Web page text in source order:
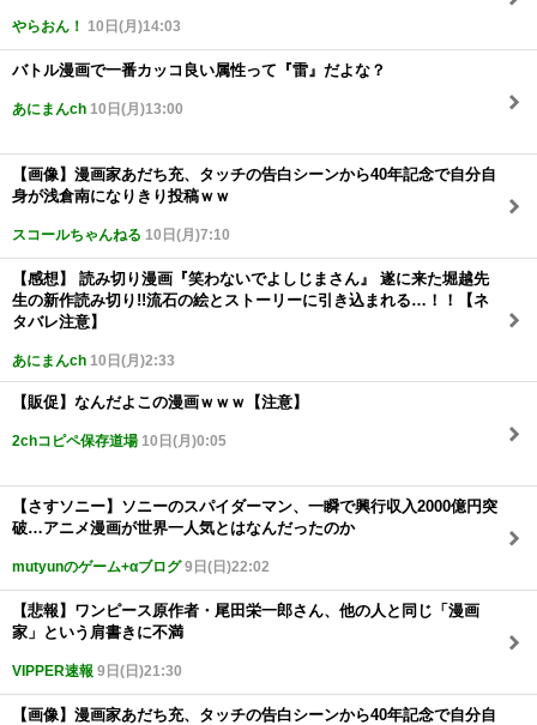
やらおん！ 10日(月)14:03
バトル漫画で一番カッコ良い属性って『雷』だよな？
あにまんch 10日(月)13:00
【画像】漫画家あだち充、タッチの告白シーンから40年記念で自分自
身が浅倉南になりきり投稿ｗｗ
スコールちゃんねる 10日(月)7:10
【感想】 読み切り漫画『笑わないでよしじまさん』 遂に来た堀越先
生の新作読み切り!!流石の絵とストーリーに引き込まれる…！！【ネ
タバレ注意】
あにまんch 10日(月)2:33
【販促】なんだよこの漫画ｗｗｗ【注意】
2chコピペ保存道場 10日(月)0:05
【さすソニー】ソニーのスパイダーマン、一瞬で興行収入2000億円突
破…アニメ漫画が世界一人気とはなんだったのか
mutyunのゲーム+αブログ9日(日)22:02
【悲報】ワンピース原作者・尾田栄一郎さん、他の人と同じ「漫画
家」という肩書きに不満
VIPPER速報 9日(日)21:30
【画像】漫画家あだち充、タッチの告白シーンから40年記念で自分自